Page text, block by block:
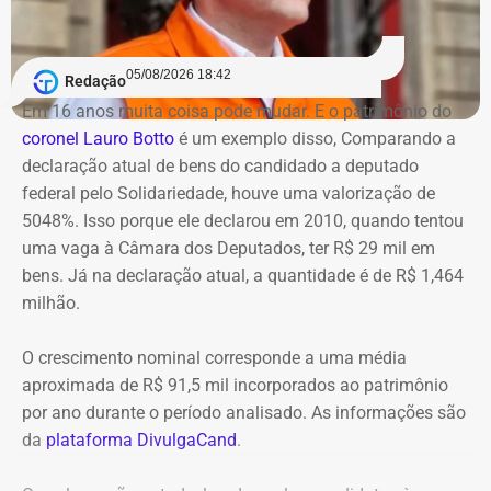
campo teria vistoriado apenas 0,5% dos imóveis
previstos, sob a justificativa de falta de autorização para
acesso.
Na avaliação dos auditores, o conjunto das evidências
aponta indícios relevantes de irregularidades na execução
e fiscalização contratual, além de fragilidades na
confiabilidade das informações produzidas. O relatório
foi encaminhado ao Ministério Público, ao Tribunal de
Contas e ao Conselho Administrativo de Defesa
Econômica (Cade).
Nova gestão amplia pente-fino no
instituto
As novas suspeitas surgem menos de um mês após o
Apesar da interdição de um trecho da via, ainda de
acordo com o Centro de Operações, não houve alterações
na circulação de ônibus pela região. Ainda segundo o
COR, uma faixa de rolamento da pista está ocupada para
que os bombeiros possam atuar no combate às chamas.
Equipes do quartel do Grajaú do Corpo de Bombeiros
seguem no local trabalhando para controlar o incêndio.
Até o momento, não há informação sobre feridos.
Também não se sabe o que causou o fogo na área.
Redação05/08/2026 18:42
Em 16 anos muita coisa pode mudar. E o patrimônio do
coronel Lauro Botto é um exemplo disso, Comparando a
declaração atual de bens do candidado a deputado
federal pelo Solidariedade, houve uma valorização de
5048%. Isso porque ele declarou em 2010, quando tentou
uma vaga à Câmara dos Deputados, ter R$ 29 mil em
bens. Já na declaração atual, a quantidade é de R$ 1,464
milhão.
O crescimento nominal corresponde a uma média
aproximada de R$ 91,5 mil incorporados ao patrimônio
por ano durante o período analisado. As informações são
da plataforma DivulgaCand.